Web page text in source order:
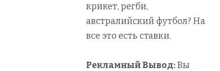
крикет, регби,
австралийский футбол? На
все это есть ставки.
Рекламный Вывод:Вы